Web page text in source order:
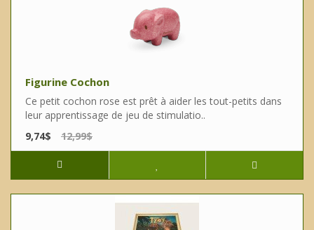
Figurine Cochon
Ce petit cochon rose est prêt à aider les tout-petits dans
leur apprentissage de jeu de stimulatio..
9,74$
12,99$